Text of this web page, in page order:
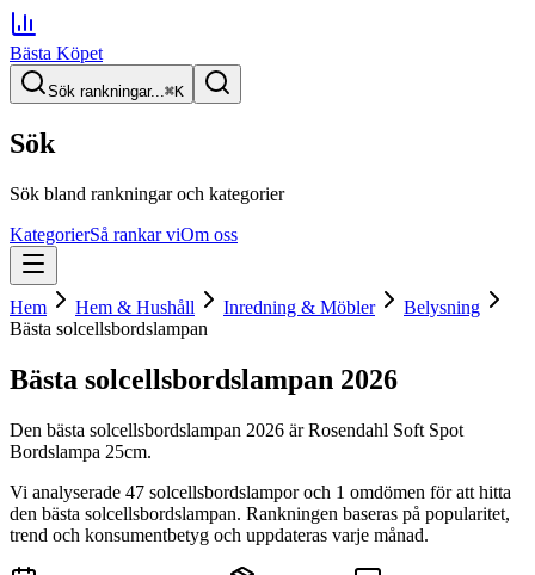
Bästa Köpet
Sök rankningar...⌘K
Sök
Sök bland rankningar och kategorier
KategorierSå rankar viOm oss
Hem Hem & Hushåll Inredning & Möbler
Belysning
Bästa solcellsbordslampan
Bästa solcellsbordslampan 2026
Den bästa solcellsbordslampan 2026 ärRosendahl Soft Spot
Bordslampa 25cm.
Vi analyserade 47 solcellsbordslamporoch 1 omdömen för att hitta
den bästa solcellsbordslampan. Rankningen baseras på popularitet,
trend och konsumentbetyg och uppdateras varje månad.